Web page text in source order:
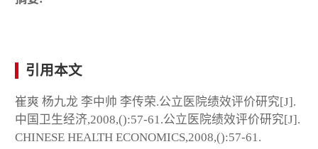
引用本文
崔爽 杨九龙 李中帅 李传荣.公立医院绩效评价研究[J].
中国卫生经济,2008,():57-61.公立医院绩效评价研究[J].
CHINESE HEALTH ECONOMICS,2008,():57-61.